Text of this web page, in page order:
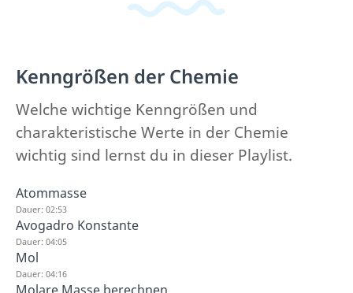
Kenngrößen der Chemie
Welche wichtige Kenngrößen und
charakteristische Werte in der Chemie
wichtig sind lernst du in dieser Playlist.
Atommasse
Dauer: 02:53
Avogadro Konstante
Dauer: 04:05
Mol
Dauer: 04:16
Molare Masse berechnen